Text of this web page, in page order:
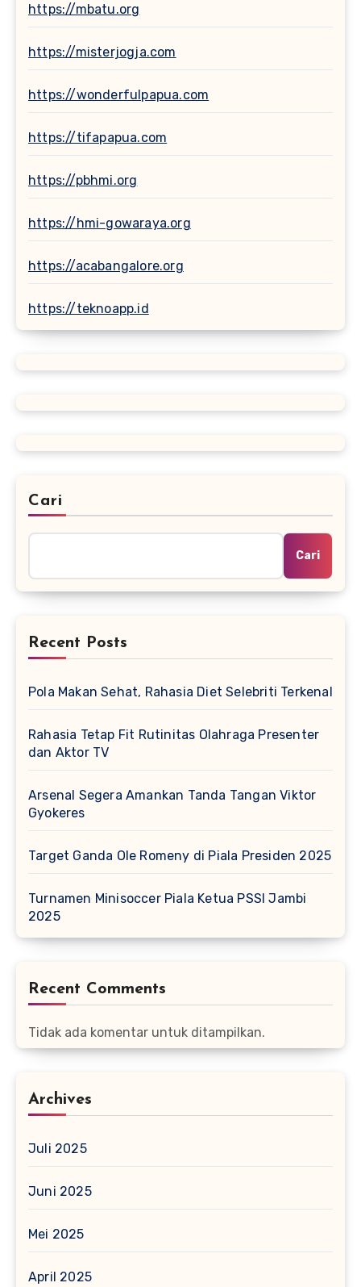
https://mbatu.org
https://misterjogja.com
https://wonderfulpapua.com
https://tifapapua.com
https://pbhmi.org
https://hmi-gowaraya.org
https://acabangalore.org
https://teknoapp.id
Cari
Cari
Recent Posts
Pola Makan Sehat, Rahasia Diet Selebriti Terkenal
Rahasia Tetap Fit Rutinitas Olahraga Presenter
dan Aktor TV
Arsenal Segera Amankan Tanda Tangan Viktor
Gyokeres
Target Ganda Ole Romeny di Piala Presiden 2025
Turnamen Minisoccer Piala Ketua PSSI Jambi
2025
Recent Comments
Tidak ada komentar untuk ditampilkan.
Archives
Juli 2025
Juni 2025
Mei 2025
April 2025